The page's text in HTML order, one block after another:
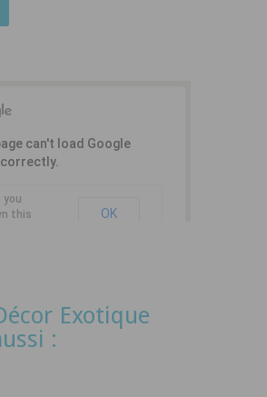
can't load Google
you
this
OK
Exotique
: